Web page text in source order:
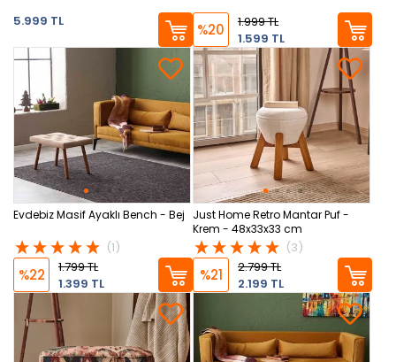
5.999 TL %20
1.999 TL
1.599 TL
Evdebiz Masif Ayaklı Bench - Bej
(1)
%22
1.799 TL
1.399 TL
Just Home Retro Mantar Puf -
Krem - 48x33x33 cm
(3)
%21
2.799 TL
2.199 TL